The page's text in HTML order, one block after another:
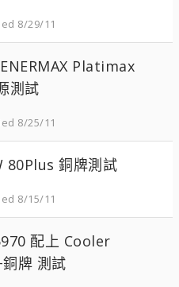
8/29/11
Platimax
測試
8/25/11
80Plus 銅牌測試
8/15/11
配上 Cooler
牌 測試